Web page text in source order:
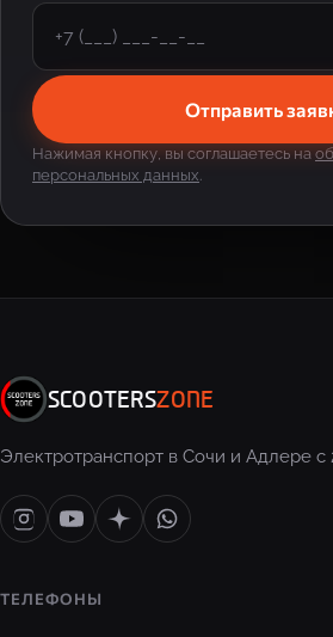
Отправить
Нажимая кнопку, вы соглашаетесь на
персональных данных
SCOOTERSZONE
Электротранспорт в Сочи и Адлере с
ТЕЛЕФОНЫ